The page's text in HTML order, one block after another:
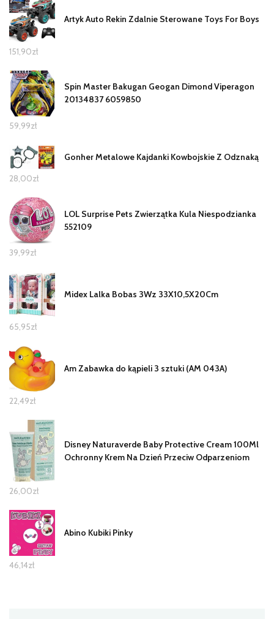
Artyk Auto Rekin Zdalnie Sterowane Toys For Boys
151,90zł
Spin Master Bakugan Geogan Dimond Viperagon
20134837 6059850
59,99zł
Gonher Metalowe Kajdanki Kowbojskie Z Odznaką
28,00zł
LOL Surprise Pets Zwierzątka Kula Niespodzianka
552109
39,99zł
Midex Lalka Bobas 3Wz 33X10,5X20Cm
65,95zł
Am Zabawka do kąpieli 3 sztuki (AM 043A)
22,49zł
Disney Naturaverde Baby Protective Cream 100Ml
Ochronny Krem Na Dzień Przeciw Odparzeniom
26,00zł
Abino Kubiki Pinky
46,14zł